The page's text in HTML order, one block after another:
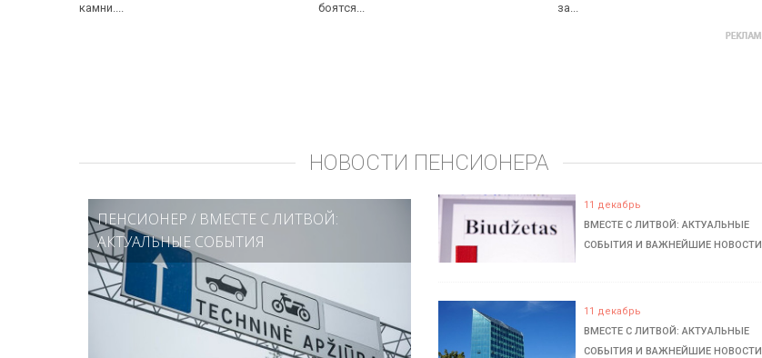
камни....
боятся...
за...
НОВОСТИ ПЕНСИОНЕРА
ПЕНСИОНЕР / ВМЕСТЕ С ЛИТВОЙ:
АКТУАЛЬНЫЕ СОБЫТИЯ
11 декабрь
ВМЕСТЕ С ЛИТВОЙ: АКТУАЛЬНЫЕ
СОБЫТИЯ И ВАЖНЕЙШИЕ НОВОСТИ
11 декабрь
ВМЕСТЕ С ЛИТВОЙ: АКТУАЛЬНЫЕ
СОБЫТИЯ И ВАЖНЕЙШИЕ НОВОСТИ